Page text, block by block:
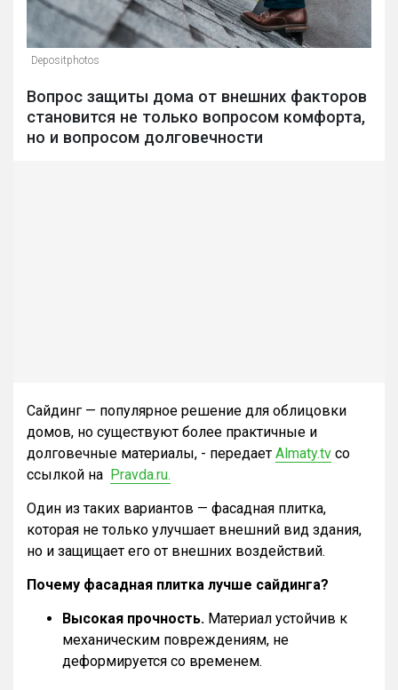
Depositphotos
Вопрос защиты дома от внешних факторов
становится не только вопросом комфорта,
но и вопросом долговечности
Сайдинг — популярное решение для облицовки
домов, но существуют более практичные и
долговечные материалы, - передает Almaty.tv со
ссылкой на Pravda.ru.
Один из таких вариантов — фасадная плитка,
которая не только улучшает внешний вид здания,
но и защищает его от внешних воздействий.
Почему фасадная плитка лучше сайдинга?
Высокая прочность. Материал устойчив к
механическим повреждениям, не
деформируется со временем.